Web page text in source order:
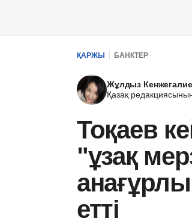
ҚАРЖЫ БАНКТЕР
Жұлдыз
Қазақ
Тоқаев
"ұзақ
етті